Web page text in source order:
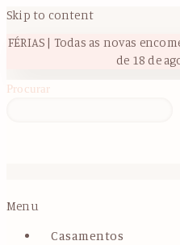
Skip to content
FÉRIAS | Todas as novas
de 18 de
Procurar
Menu
Casamentos